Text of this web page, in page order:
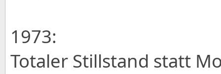
1973:
Totaler Stillstand statt